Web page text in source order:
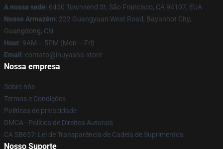
A nossa sede: 6450 Townsend St, São Francisco, CA 94107, EUA
Nosso Armazém: 222 Guangyuan West Road, Bayanhot City,
Guangdong, CN
Hour: 9AM – 5PM (Mon – Fri)
Email : contato@inuyasha.store
Nossa empresa
Sobre nós
Termos e Condições
Políticas de privacidade
DMCA - Política de Direitos Autorais
CA SB657: Lei de Transparência de Cadeia de Suprimentos
Nosso Suporte